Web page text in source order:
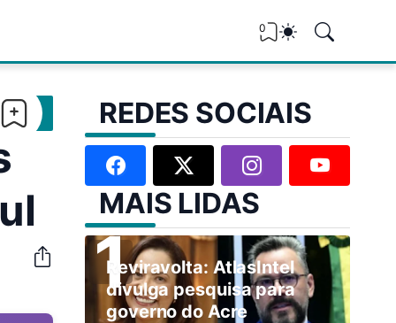
0
REDES SOCIAIS
MAIS LIDAS
Reviravolta: AtlasIntel
divulga pesquisa para
governo do Acre